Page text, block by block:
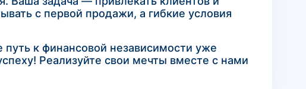
с первой продажи, а гибкие условия
к финансовой независимости уже
Реализуйте свои мечты вместе с нами